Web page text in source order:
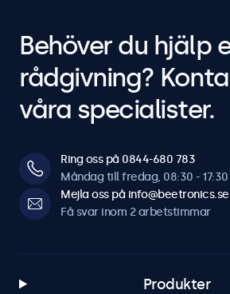
Compatibiliteit
Kompatibel med
10HB9M/U1, 12HB9M/U1, 15HB9M/U1,
19HB9M/U1, 22HB9M/U1, 24HB9M/U1,
Behöver du hjälp
rådgivning?
våra specialister.
Ring oss på 0844-680 783
Måndag till fredag, 08:30 - 17:30
Mejla oss på info@beetronics.se
Få svar inom 2 arbetstimmar
Produkter